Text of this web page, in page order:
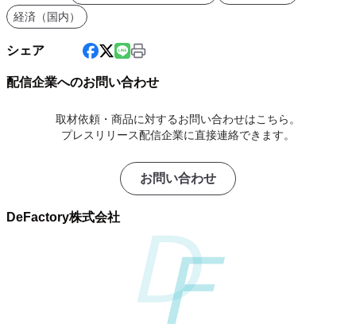
経済（国内）
シェア
配信企業へのお問い合わせ
取材依頼・商品に対するお問い合わせはこちら。
プレスリリース配信企業に直接連絡できます。
お問い合わせ
DeFactory株式会社